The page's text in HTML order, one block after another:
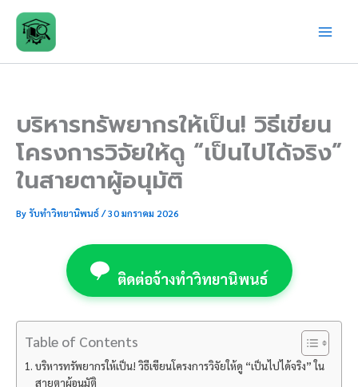
content
บริหารทรัพยากรให้เป็น! วิธีเขียน
โครงการวิจัยให้ดู “เป็นไปได้จริง”
ในสายตาผู้อนุมัติ
Byรับทำวิทยานิพนธ์/30 มกราคม 2026
ติดต่อจ้างทำวิทยานิพนธ์
Table of Contents
บริหารทรัพยากรให้เป็น! วิธีเขียนโครงการวิจัยให้ดู “เป็นไปได้จริง” ใน
สายตาผู้อนุมัติ